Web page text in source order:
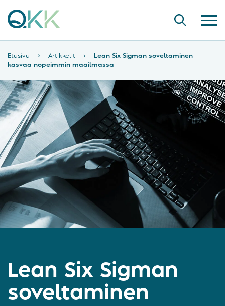
Etusivu › Artikkelit ›
Lean Six Sigman soveltaminen
kasvaa nopeimmin maailmassa
Lean Six Sigman
soveltaminen